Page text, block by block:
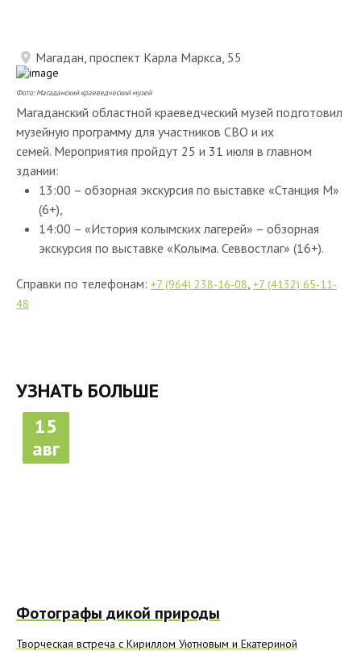
Фото: Магаданский краеведческий музей
Магаданский областной краеведческий музей подготовил
музейную программу для участников СВО и их
семей. Мероприятия пройдут 25 и 31 июля в главном
здании:
13:00 – обзорная экскурсия по выставке «Станция М»
(6+),
14:00 – «История колымских лагерей» – обзорная
экскурсия по выставке «Колыма. Севвостлаг» (16+).
Справки по телефонам: +7 (964) 238-16-08, +7 (4132) 65-11-
48
Магадан, проспект Карла Маркса, 55
УЗНАТЬ БОЛЬШЕ
15
авг
Фотографы дикой природы
Творческая встреча с Кириллом Уютновым и Екатериной